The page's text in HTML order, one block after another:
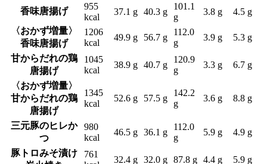
香味唐揚げ
955
kcal
37.1 g 40.3 g
101.1
g
3.8 g
4.5 g
〈おかず増量〉
香味唐揚げ
1206
kcal
49.9 g 56.7 g
112.0
g
3.9 g 5.3 g
甘からだれの鶏
唐揚げ
1045
kcal
38.9 g 40.7 g
120.9
g
3.3 g 6.7 g
〈おかず増量〉
甘からだれの鶏
唐揚げ
1345
kcal
52.6 g 57.5 g
142.2
g
3.6 g 8.8 g
三元豚のヒレか
つ
980
kcal
46.5 g 36.1 g
112.0
g
5.9 g 4.9 g
豚トロみそ漬け
761
32.4 g 32.0 g 87.8 g 4.4 g 5.9 g